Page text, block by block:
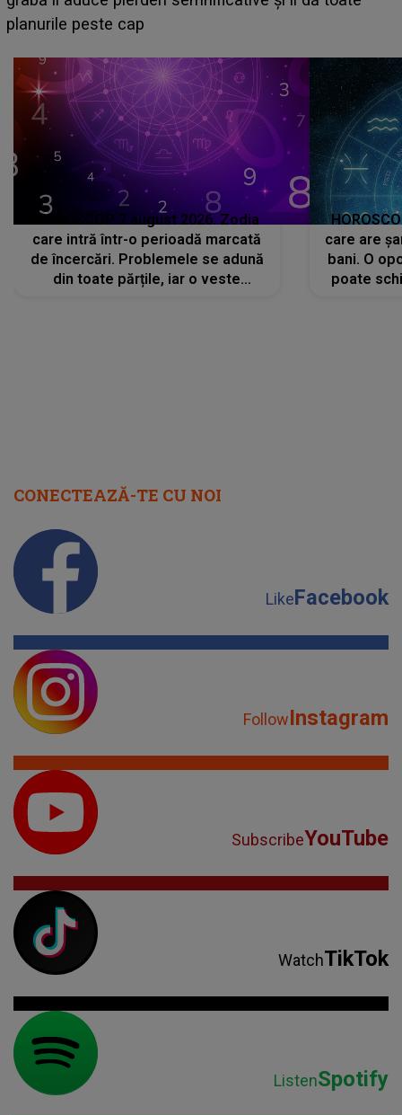
sa: "I-am spus și ei în față, eu nu te iubesc pentru
HOROSCOP 7 august 2026. Zodia
care intră într-o perioadă marcată
de încercări. Problemele se adună
din toate părțile, iar o veste
care are
bani. O
poate
CONECTEAZĂ-TE CU NOI
LikeFacebook
FollowInstagram
SubscribeYouTube
WatchTikTok
ListenSpotify